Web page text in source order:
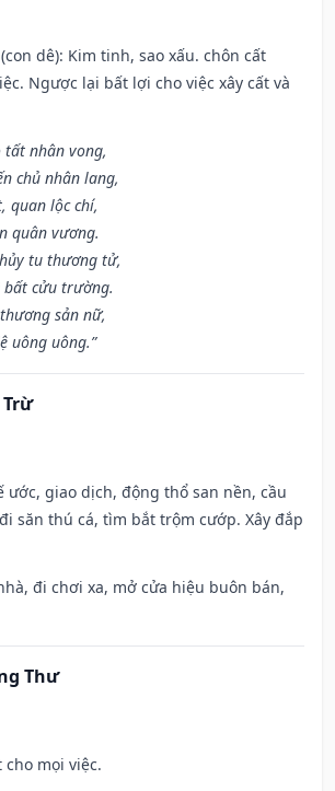
dê): Kim tinh, sao xấu. chôn cất
Ngược lại bất lợi cho việc xây cất và
tất nhân vong,
chủ nhân lang,
quan lộc chí,
quân vương.
tu thương tử,
bất cửu trường.
sản nữ,
uông uông.”
ước, giao dịch, động thổ san nền, cầu
săn thú cá, tìm bắt trộm cướp. Xây đắp
đi chơi xa, mở cửa hiệu buôn bán,
Thư
cho mọi việc.